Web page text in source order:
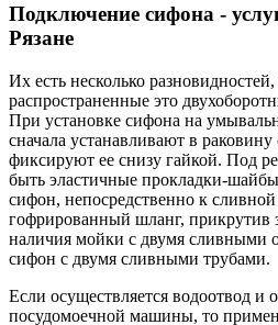
Подключение сифона -
Рязане
Их есть несколько
распространенные это
При установке сифона на
сначала устанавливают в
фиксируют ее снизу гайкой. Под
быть эластичные прокладки-
сифон, непосредственно к сливной
гофрированный шланг, прикрутив
наличия мойки с двумя сливными
сифон с двумя сливными трубами.
Если осуществляется водоотвод и
посудомоечной машины, то